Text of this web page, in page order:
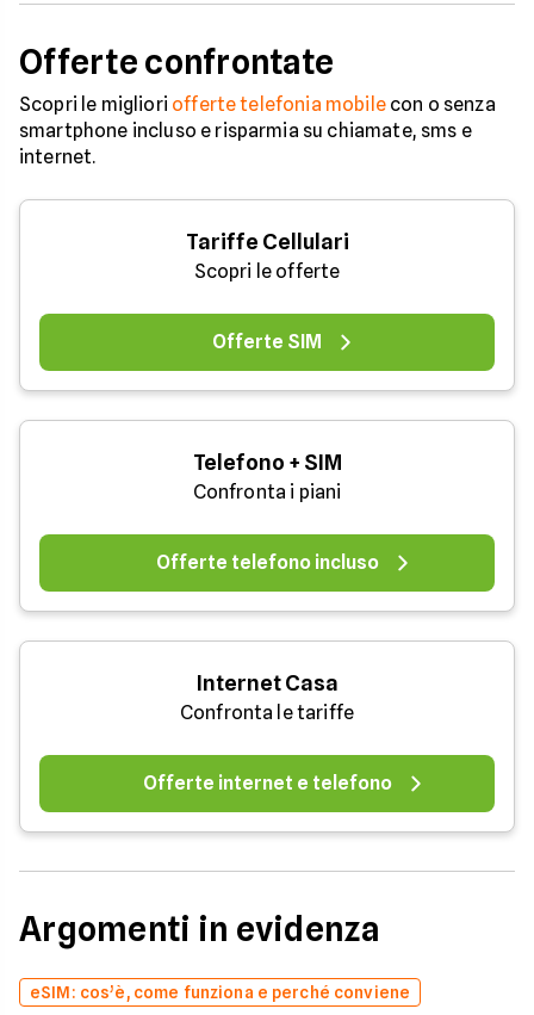
Offerte confrontate
Scopri le migliori offerte telefonia mobilecon o senza
smartphone incluso e risparmia su chiamate, sms e
internet.
Tariffe Cellulari
Scopri le offerte
Offerte SIM
Telefono + SIM
Confronta i piani
Offerte telefono incluso
Internet Casa
Confronta le tariffe
Offerte internet e telefono
Argomenti in evidenza
eSIM: cos’è, come funziona e perché conviene